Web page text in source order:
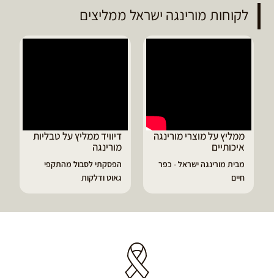
לקוחות מורינגה ישראל ממליצים
ממליץ על מוצרי מורינגה
איכותיים
מבית מורינגה ישראל - כפר
חיים
דיוויד ממליץ על טבליות
מורינגה
הפסקתי לסבול מהתקפי
גאוט ודלקות